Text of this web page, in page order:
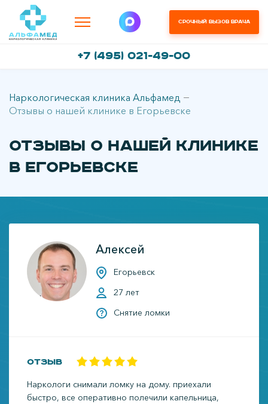
Срочный вызов врача
+7 (495) 021-49-00
Наркологическая клиника Альфамед
Отзывы о нашей клинике в Егорьевске
Отзывы о нашей клинике
в Егорьевске
Алексей
Егорьевск
27 лет
Снятие ломки
Отзыв
Наркологи снимали ломку на дому. приехали
быстро, все оперативно полечили капельница,